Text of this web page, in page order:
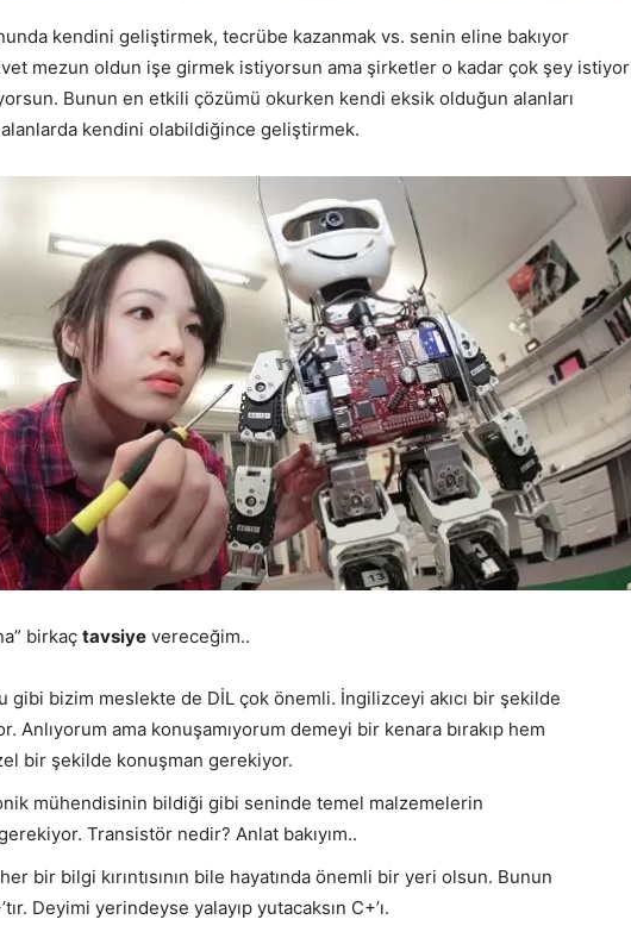
kendini geliştirmek, tecrübe kazanmak vs. senin eline bakıyor
mezun oldun işe girmek istiyorsun ama şirketler o kadar çok şey istiyor
Bunun en etkili çözümü okurken kendi eksik olduğun alanları
kendini olabildiğince geliştirmek.
birkaç tavsiye vereceğim..
gibi bizim meslekte de DİL çok önemli. İngilizceyi akıcı bir şekilde
Anlıyorum ama konuşamıyorum demeyi bir kenara bırakıp hem
bir şekilde konuşman gerekiyor.
mühendisinin bildiği gibi seninde temel malzemelerin
Transistör nedir? Anlat bakıyım..
bir bilgi kırıntısının bile hayatında önemli bir yeri olsun. Bunun
Deyimi yerindeyse yalayıp yutacaksın C+’ı.